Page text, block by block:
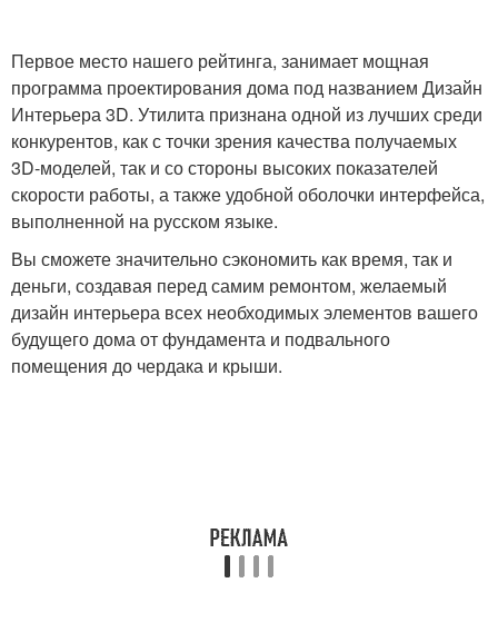
Первое место нашего рейтинга, занимает мощная
программа проектирования дома под названием Дизайн
Интерьера 3D. Утилита признана одной из лучших среди
конкурентов, как с точки зрения качества получаемых
3D-моделей, так и со стороны высоких показателей
скорости работы, а также удобной оболочки интерфейса,
выполненной на русском языке.
Вы сможете значительно сэкономить как время, так и
деньги, создавая перед самим ремонтом, желаемый
дизайн интерьера всех необходимых элементов вашего
будущего дома от фундамента и подвального
помещения до чердака и крыши.